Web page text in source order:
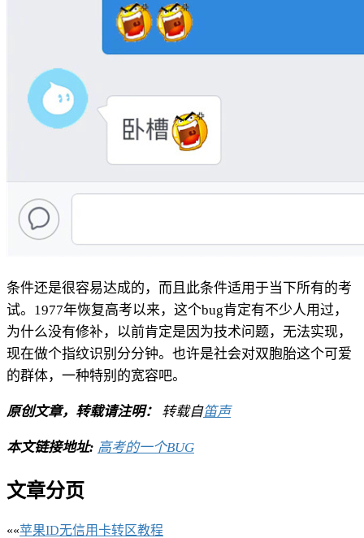
条件还是很容易达成的，而且此条件适用于当下所有的考
试。1977年恢复高考以来，这个bug肯定有不少人用过，
为什么没有修补，以前肯定是因为技术问题，无法实现，
现在做个指纹识别分分钟。也许是社会对双胞胎这个可爱
的群体，一种特别的宽容吧。
原创文章，转载请注明： 转载自笛声
本文链接地址: 高考的一个BUG
文章分页
««苹果ID无信用卡转区教程